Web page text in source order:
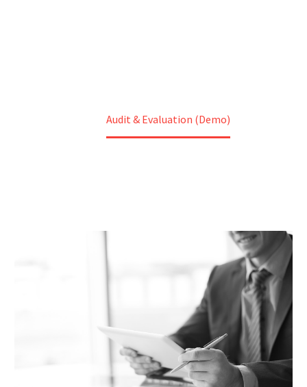
Audit & Evaluation (Demo)